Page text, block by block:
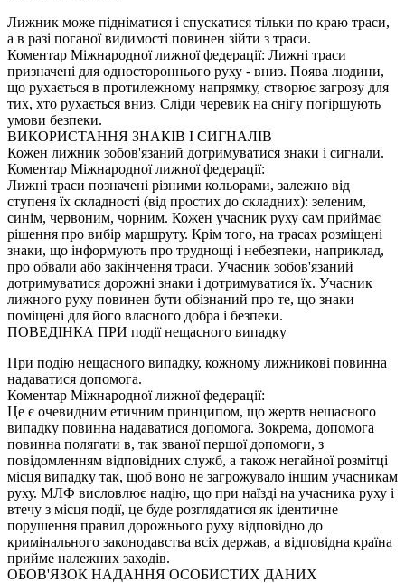
Лижник може підніматися і спускатися тільки по краю траси,
а в разі поганої видимості повинен зійти з траси.
Коментар Міжнародної лижної федерації: Лижні траси
призначені для одностороннього руху - вниз. Поява людини,
що рухається в протилежному напрямку, створює загрозу для
тих, хто рухається вниз. Сліди черевик на снігу погіршують
умови безпеки.
ВИКОРИСТАННЯ ЗНАКІВ І СИГНАЛІВ
Кожен лижник зобов'язаний дотримуватися знаки і сигнали.
Коментар Міжнародної лижної федерації:
Лижні траси позначені різними кольорами, залежно від
ступеня їх складності (від простих до складних): зеленим,
синім, червоним, чорним. Кожен учасник руху сам приймає
рішення про вибір маршруту. Крім того, на трасах розміщені
знаки, що інформують про труднощі і небезпеки, наприклад,
про обвали або закінчення траси. Учасник зобов'язаний
дотримуватися дорожні знаки і дотримуватися їх. Учасник
лижного руху повинен бути обізнаний про те, що знаки
поміщені для його власного добра і безпеки.
ПОВЕДІНКА ПРИ події нещасного випадку
При подію нещасного випадку, кожному лижникові повинна
надаватися допомога.
Коментар Міжнародної лижної федерації:
Це є очевидним етичним принципом, що жертв нещасного
випадку повинна надаватися допомога. Зокрема, допомога
повинна полягати в, так званої першої допомоги, з
повідомленням відповідних служб, а також негайної розмітці
місця випадку так, щоб воно не загрожувало іншим учасникам
руху. МЛФ висловлює надію, що при наїзді на учасника руху і
втечу з місця події, це буде розглядатися як ідентичне
порушення правил дорожнього руху відповідно до
кримінального законодавства всіх держав, а відповідна країна
прийме належних заходів.
ОБОВ'ЯЗОК НАДАННЯ ОСОБИСТИХ ДАНИХ